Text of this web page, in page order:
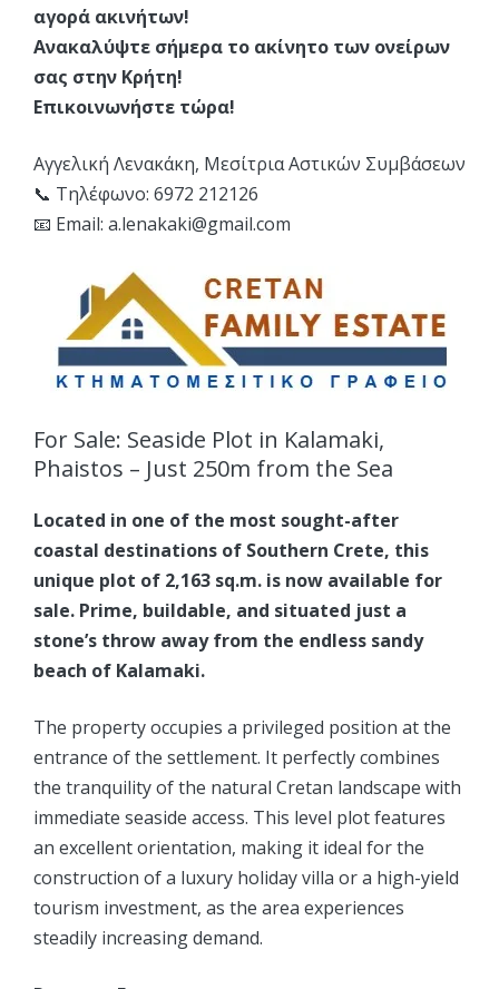
αγορά ακινήτων!
Ανακαλύψτε σήμερα το ακίνητο των ονείρων
σας στην Κρήτη!
Επικοινωνήστε τώρα!
Αγγελική Λενακάκη, Μεσίτρια Αστικών Συμβάσεων
📞 Τηλέφωνο: 6972 212126
📧 Email: a.lenakaki@gmail.com
For Sale: Seaside Plot in Kalamaki,
Phaistos – Just 250m from the Sea
Located in one of the most sought-after
coastal destinations of Southern Crete, this
unique plot of 2,163 sq.m. is now available for
sale. Prime, buildable, and situated just a
stone’s throw away from the endless sandy
beach of Kalamaki.
The property occupies a privileged position at the
entrance of the settlement. It perfectly combines
the tranquility of the natural Cretan landscape with
immediate seaside access. This level plot features
an excellent orientation, making it ideal for the
construction of a luxury holiday villa or a high-yield
tourism investment, as the area experiences
steadily increasing demand.